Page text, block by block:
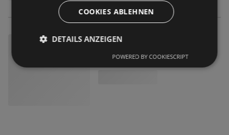
COOKIES ABLEHNEN
DETAILS ANZEIGEN
POWERED BY COOKIESCRIPT